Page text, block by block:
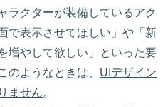
ラクターが装備しているアク
で表示させてほしい」や「新
増やして欲しい」といった要
のようなときは、 UIデザイン
ません。